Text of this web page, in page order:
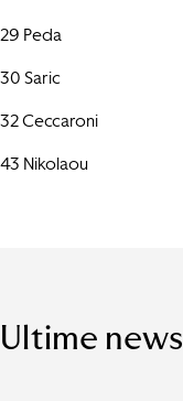
29 Peda
30 Saric
32 Ceccaroni
43 Nikolaou
Ultime news